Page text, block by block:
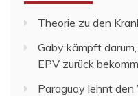
Theorie zu den
Gaby kämpft
EPV zurück
Paraguay lehnt